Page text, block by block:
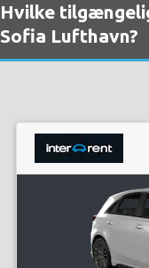
Hvilke
Sofia Lufthavn?